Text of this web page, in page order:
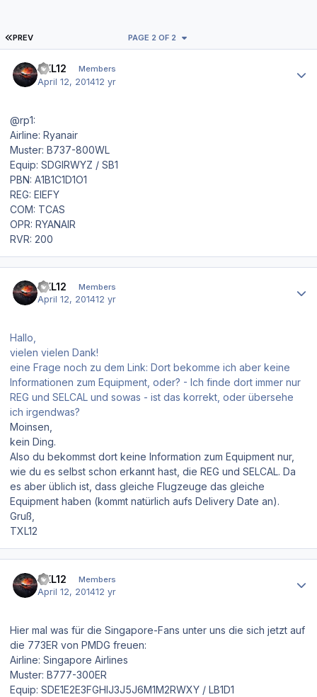
FIRST PAGE
PREV PAGE 2 OF 2
TXL12 Members
April 12, 201412 yr
@rp1:
Airline: Ryanair
Muster: B737-800WL
Equip: SDGIRWYZ / SB1
PBN: A1B1C1D1O1
REG: EIEFY
COM: TCAS
OPR: RYANAIR
RVR: 200
TXL12 Members
April 12, 201412 yr
Hallo,
vielen vielen Dank!
eine Frage noch zu dem Link: Dort bekomme ich aber keine
Informationen zum Equipment, oder? - Ich finde dort immer nur
REG und SELCAL und sowas - ist das korrekt, oder übersehe
ich irgendwas?
Moinsen,
kein Ding.
Also du bekommst dort keine Information zum Equipment nur,
wie du es selbst schon erkannt hast, die REG und SELCAL. Da
es aber üblich ist, dass gleiche Flugzeuge das gleiche
Equipment haben (kommt natürlich aufs Delivery Date an).
Gruß,
TXL12
TXL12 Members
April 12, 201412 yr
Hier mal was für die Singapore-Fans unter uns die sich jetzt auf
die 773ER von PMDG freuen:
Airline: Singapore Airlines
Muster: B777-300ER
Equip: SDE1E2E3FGHIJ3J5J6M1M2RWXY / LB1D1